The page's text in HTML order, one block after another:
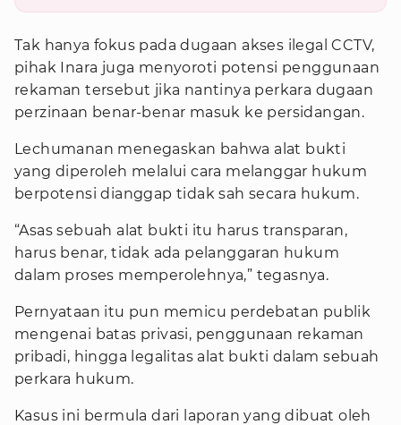
Tak hanya fokus pada dugaan akses ilegal CCTV,
pihak Inara juga menyoroti potensi penggunaan
rekaman tersebut jika nantinya perkara dugaan
perzinaan benar-benar masuk ke persidangan.
Lechumanan menegaskan bahwa alat bukti
yang diperoleh melalui cara melanggar hukum
berpotensi dianggap tidak sah secara hukum.
“Asas sebuah alat bukti itu harus transparan,
harus benar, tidak ada pelanggaran hukum
dalam proses memperolehnya,” tegasnya.
Pernyataan itu pun memicu perdebatan publik
mengenai batas privasi, penggunaan rekaman
pribadi, hingga legalitas alat bukti dalam sebuah
perkara hukum.
Kasus ini bermula dari laporan yang dibuat oleh